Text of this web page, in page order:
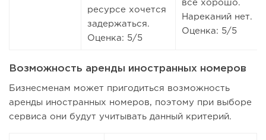
ресурсе хочется
задержаться.
Оценка: 5/5
все хорошо.
Нареканий нет.
Оценка: 5/5
Возможность аренды иностранных номеров
Бизнесменам может пригодиться возможность
аренды иностранных номеров, поэтому при выборе
сервиса они будут учитывать данный критерий.